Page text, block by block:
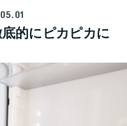
的にピカピカに